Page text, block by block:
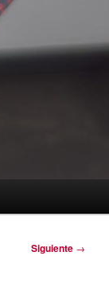
Siguiente →